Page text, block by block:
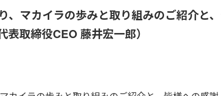
、マカイラの歩みと取り組みのご紹介と
表取締役CEO 藤井宏一郎）